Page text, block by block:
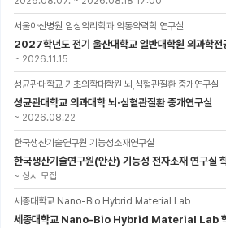
서울아산병원 임상약리학과 약동약력학 연구실
~ 2026.11.15
성균관대학교 기초의학대학원 뇌,심혈관질환 중개연구실
성균관대학교 의과대학 뇌·심혈관질환 중개연구실
~ 2026.08.22
한국생산기술연구원 기능성소재연구실
한국생산기술연구원(안산) 기능성 전자소재 연구실
~ 상시 모집
세종대학교 Nano-Bio Hybrid Material Lab
세종대학교 Nano-Bio Hybrid Material Lab 학